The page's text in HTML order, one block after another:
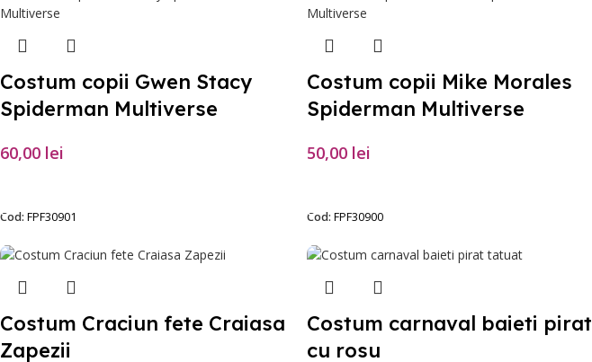
Costum copii Gwen Stacy
Spiderman Multiverse
60,00 lei
Cod: FPF30901
Costum copii Mike Morales
Spiderman Multiverse
50,00 lei
Cod: FPF30900
Costum Craciun fete Craiasa
Zapezii
Costum carnaval baieti pirat
cu rosu